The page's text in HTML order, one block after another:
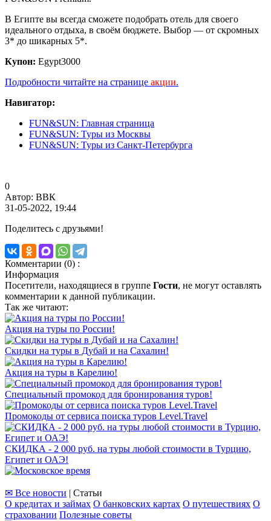
В Египте вы всегда сможете подобрать отель для своего
идеального отдыха, в своём бюджете. Выбор — от скромных
3* до шикарных 5*.
Купон: Egypt3000
Подробности читайте на странице акции.
Навигатор:
FUN&SUN: Главная страница
FUN&SUN: Туры из Москвы
FUN&SUN: Туры из Санкт-Петербурга
0
Автор: ВВК
31-05-2022, 19:44
Поделитесь с друзьями!
Комментарии (0) :
Информация
Посетители, находящиеся в группе Гости, не могут оставлять
комментарии к данной публикации.
Так же читают:
Акция на туры по России!
Скидки на туры в Дубай и на Сахалин!
Акция на туры в Карелию!
Специальный промокод для бронирования туров!
Промокоды от сервиса поиска туров Level.Travel
СКИДКА - 2 000 руб. на туры любой стоимости в Турцию,
Египет и ОАЭ!
✉ Все новости | Статьи
О кредитах и займах О банковских картах О путешествиях О
страховании Полезные советы